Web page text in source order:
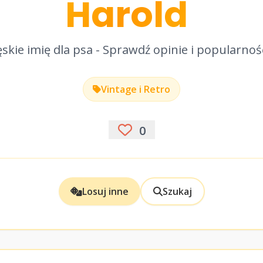
Harold
imię dla psa - Sprawdź opinie i
Vintage i Retro
0
Losuj inne Szukaj